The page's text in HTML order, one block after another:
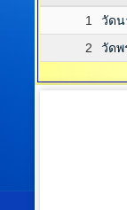
1
วัด
2
วัดพ